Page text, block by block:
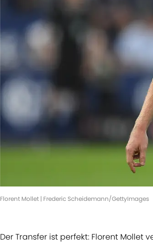
Florent Mollet | Frederic Scheidemann/GettyImages
Der Transfer ist perfekt: Florent Mollet